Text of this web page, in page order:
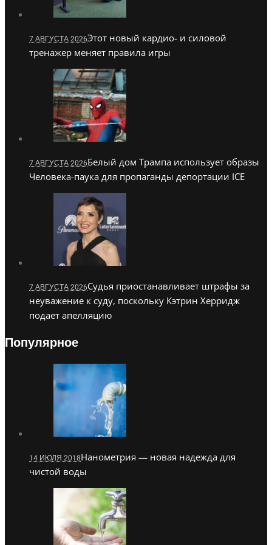
7 АВГУСТА 2026Этот новый кардио- и силовой
тренажер меняет правила игры
7 АВГУСТА 2026Белый дом Трампа использует образы
Человека-паука для пропаганды депортации ICE
7 АВГУСТА 2026Судья приостанавливает штрафы за
неуважение к суду, поскольку Кэтрин Херридж
подает апелляцию
Популярное
14 ИЮЛЯ 2018Нанометрия — новая надежда для
чистой воды